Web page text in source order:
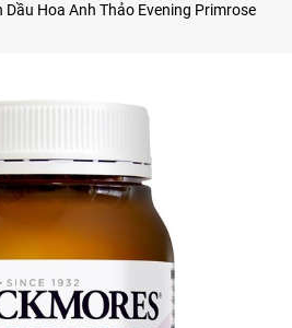
Hoa Anh Thảo Evening Primrose